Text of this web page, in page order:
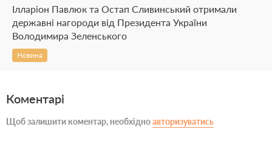
Ілларіон Павлюк та Остап Сливинський отримали
державні нагороди від Президента України
Володимира Зеленського
Новина
Коментарі
Щоб залишити коментар, необхідноавторизуватись